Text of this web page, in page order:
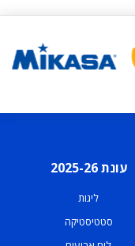
עונת 2025-26
ליגות
סטטיסטיקה